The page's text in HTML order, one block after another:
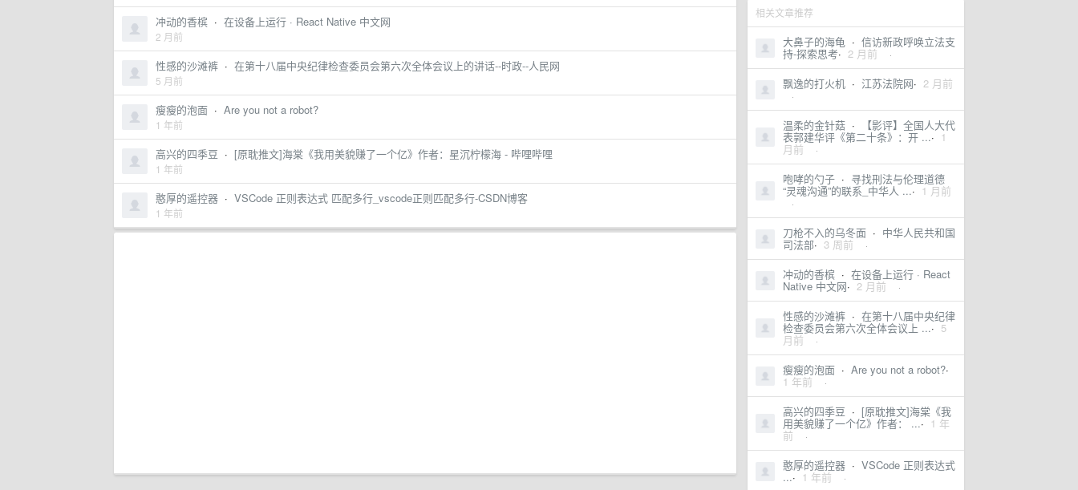
相关文章推荐
大鼻子的海龟 · 信访新政呼唤立法支
持-探索思考· 2 月前 ·
飘逸的打火机 · 江苏法院网· 2 月前
·
温柔的金针菇 · 【影评】全国人大代
表郭建华评《第二十条》：开 ...· 1
月前 ·
咆哮的勺子 · 寻找刑法与伦理道德
“灵魂沟通”的联系_中华人 ...· 1 月前
·
刀枪不入的乌冬面 · 中华人民共和国
司法部· 3 周前 ·
冲动的香槟 · 在设备上运行 · React
Native 中文网· 2 月前 ·
性感的沙滩裤 · 在第十八届中央纪律
检查委员会第六次全体会议上 ...· 5
月前 ·
瘦瘦的泡面 · Are you not a robot?·
1 年前 ·
高兴的四季豆 · [原耽推文]海棠《我
用美貌赚了一个亿》作者： ...· 1 年
前 ·
憨厚的遥控器 · VSCode 正则表达式
...· 1 年前 ·
冲动的香槟 · 在设备上运行 · React Native 中文网
2 月前
性感的沙滩裤 · 在第十八届中央纪律检查委员会第六次全体会议上的讲话--时政--人民网
5 月前
瘦瘦的泡面 · Are you not a robot?
1 年前
高兴的四季豆 · [原耽推文]海棠《我用美貌赚了一个亿》作者：星沉柠檬海 - 哔哩哔哩
1 年前
憨厚的遥控器 · VSCode 正则表达式 匹配多行_vscode正则匹配多行-CSDN博客
1 年前